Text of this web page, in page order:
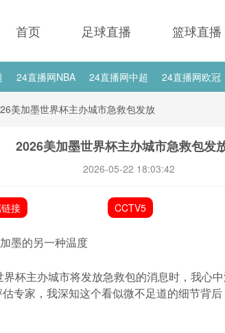
首页 足球直播 篮球直播
24直播网NBA 24直播网中超 24直播网欧冠
杯 24直播网世亚预 24直播网中甲
世预赛积分榜 24直播网国足世预赛赛程 24直
美加墨世界杯主办城市急救包发放
2026美加墨世界杯主办城市急救包发
2026-05-22 18:03:42
接 CCTV5
墨的另一种温度
杯主办城市将发放急救包的消息时，我心
专家，我深知这个看似微不足道的细节背